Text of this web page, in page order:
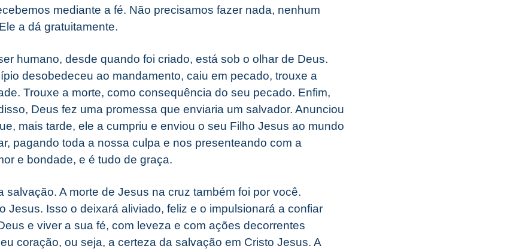
mediante a fé. Não precisamos fazer nada, nenhum
a dá gratuitamente.
humano, desde quando foi criado, está sob o olhar de Deus.
desobedeceu ao mandamento, caiu em pecado, trouxe a
Trouxe a morte, como consequência do seu pecado. Enfim,
Deus fez uma promessa que enviaria um salvador. Anunciou
mais tarde, ele a cumpriu e enviou o seu Filho Jesus ao mundo
pagando toda a nossa culpa e nos presenteando com a
e bondade, e é tudo de graça.
salvação. A morte de Jesus na cruz também foi por você.
Jesus. Isso o deixará aliviado, feliz e o impulsionará a confiar
e viver a sua fé, com leveza e com ações decorrentes
coração, ou seja, a certeza da salvação em Cristo Jesus. A